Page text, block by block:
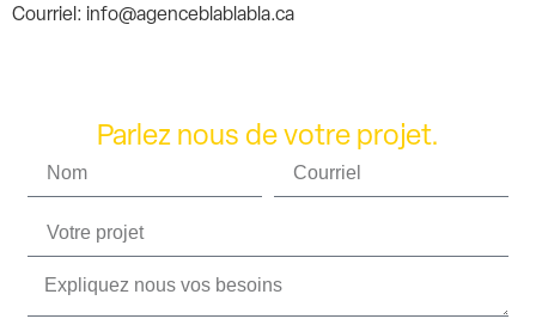
Courriel: info@agenceblablabla.ca
Parlez nous de votre projet.